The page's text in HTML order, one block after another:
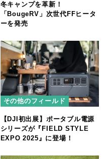
冬キャンプを革新！
「BougeRV」次世代FFヒータ
ーを発売
その他のフィールド
【DJI初出展】ポータブル電源
シリーズが『FIELD STYLE
EXPO 2025』に登場！